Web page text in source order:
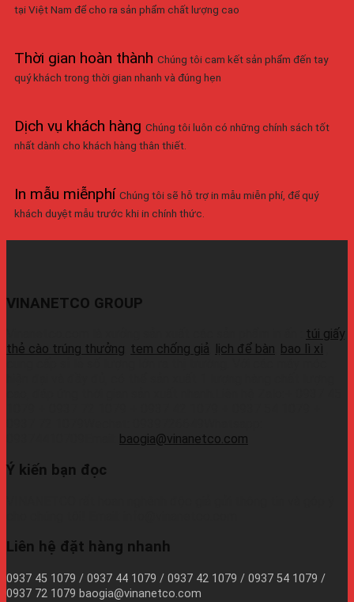
tại Việt Nam để cho ra sản phẩm chất lượng cao
Thời gian hoàn thành Chúng tôi cam kết sản phẩm đến tay
quý khách trong thời gian nhanh và đúng hẹn
Dịch vụ khách hàng Chúng tôi luôn có những chính sách tốt
nhất dành cho khách hàng thân thiết.
In mẫu miễnphí Chúng tôi sẽ hỗ trợ in mẫu miễn phí, để quý
khách duyệt mẫu trước khi in chính thức.
VINANETCO GROUP
túi giấy
thẻ cào trúng thưởng tem chống giả lịch để bàn bao lì xì
baogia@vinanetco.com
Ý kiến bạn đọc
Liên hệ đặt hàng nhanh
0937 45 1079 / 0937 44 1079 / 0937 42 1079 / 0937 54 1079 /
0937 72 1079 baogia@vinanetco.com